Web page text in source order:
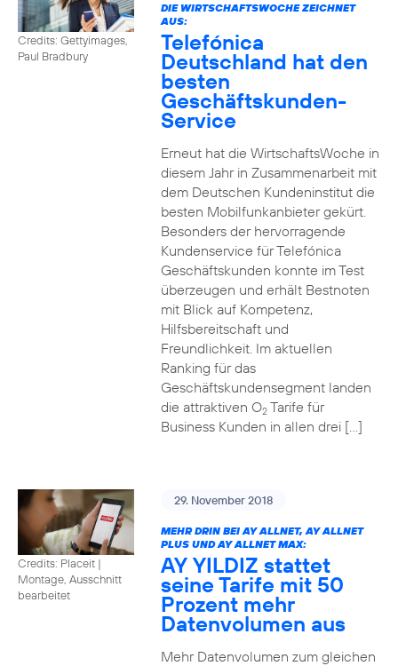
Credits: Gettyimages,
Paul Bradbury
DIE WIRTSCHAFTSWOCHE ZEICHNET
AUS:
Telefónica
Deutschland hat den
besten
Geschäftskunden-
Service
Erneut hat die WirtschaftsWoche in
diesem Jahr in Zusammenarbeit mit
dem Deutschen Kundeninstitut die
besten Mobilfunkanbieter gekürt.
Besonders der hervorragende
Kundenservice für Telefónica
Geschäftskunden konnte im Test
überzeugen und erhält Bestnoten
mit Blick auf Kompetenz,
Hilfsbereitschaft und
Freundlichkeit. Im aktuellen
Ranking für das
Geschäftskundensegment landen
die attraktiven O2Tarife für
Business Kunden in allen drei […]
Credits: Placeit |
Montage, Ausschnitt
bearbeitet
29. November 2018
MEHR DRIN BEI AY ALLNET, AY ALLNET
PLUS UND AY ALLNET MAX:
AY YILDIZ stattet
seine Tarife mit 50
Prozent mehr
Datenvolumen aus
Mehr Datenvolumen zum gleichen